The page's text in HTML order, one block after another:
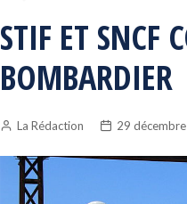
STIF ET SNCF
BOMBARDIER
La Rédaction 29